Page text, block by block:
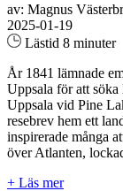
av: Magnus
2025-01-19
Lästid 8 minuter
År 1841 lämnade
Uppsala för att
Uppsala vid Pine
resebrev hem ett
inspirerade många
över Atlanten,
+ Läs mer